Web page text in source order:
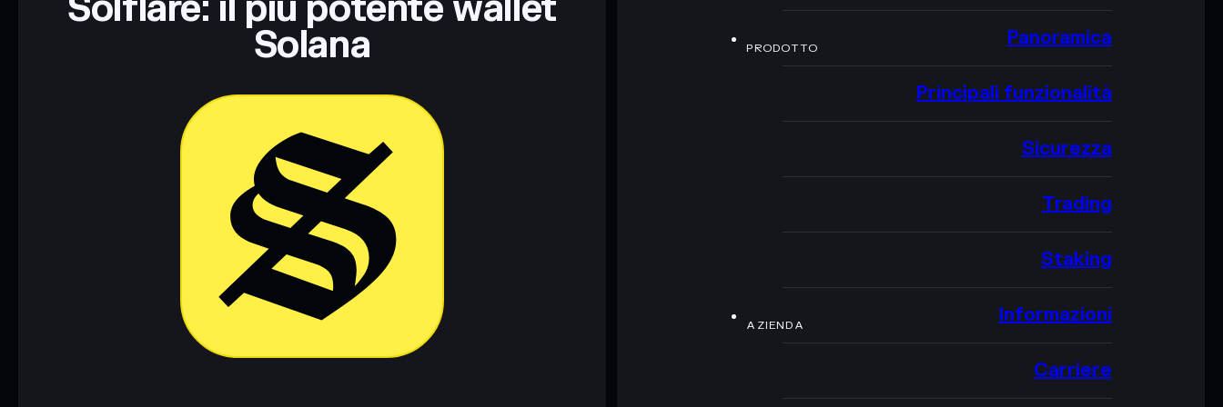
Solana PRODOTTO Panoramica
Principali funzionalità
Sicurezza
Trading
Staking
AZIENDA Informazioni
Carriere